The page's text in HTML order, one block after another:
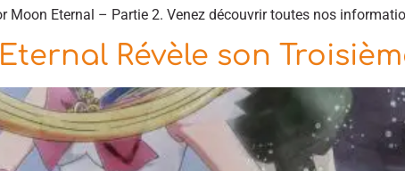
Moon Eternal – Partie 2. Venez découvrir toutes nos
Révèle son